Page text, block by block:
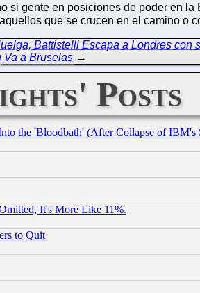
si gente en posiciones de poder en
que se crucen en el camino o
Battistelli Escapa a Londres con
Va a Bruselas→
Posts
the 'Bloodbath' (After Collapse of IBM's
It's More Like 11%.
to Quit